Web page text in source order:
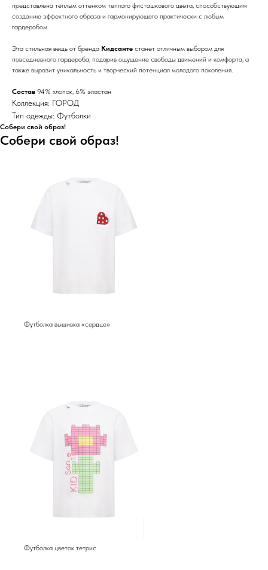
представлена теплым оттенком теплого фисташкового цвета, способствующим
созданию эффектного образа и гармонирующего практически с любым
гардеробом.
Эта стильная вещь от бренда Кидсанте станет отличным выбором для
повседневного гардероба, подарив ощущение свободы движений и комфорта, а
также выразит уникальность и творческий потенциал молодого поколения.
Состав 94% хлопок, 6% эластан
Коллекция: ГОРОД
Тип одежды: Футболки
Собери свой образ!
Собери свой образ!
Футболка вышивка «сердце»
Футболка цветок тетрис